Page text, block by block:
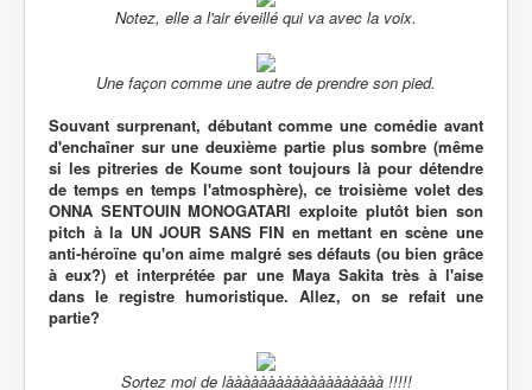
Notez, elle a l'air éveillé qui va avec la voix.
Une façon comme une autre de prendre son pied.
Souvant surprenant, débutant comme une comédie avant
d'enchaîner sur une deuxième partie plus sombre (même
si les pitreries de Koume sont toujours là pour détendre
de temps en temps l'atmosphère), ce troisième volet des
ONNA SENTOUIN MONOGATARI exploite plutôt bien son
pitch à la UN JOUR SANS FIN en mettant en scène une
anti-héroïne qu'on aime malgré ses défauts (ou bien grâce
à eux?) et interprétée par une Maya Sakita très à l'aise
dans le registre humoristique. Allez, on se refait une
partie?
Sortez moi de lààààààààààààààààààà !!!!!